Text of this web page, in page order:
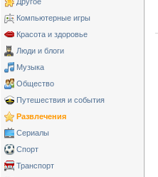
Компьютерные игры
Красота и здоровье
Люди и блоги
Музыка
Общество
Путешествия и события
Развлечения
Сериалы
Спорт
Транспорт